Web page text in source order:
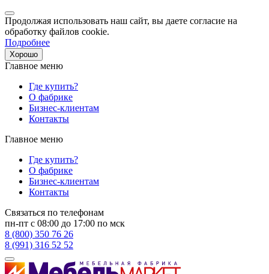
Продолжая использовать наш сайт, вы даете согласие на
обработку файлов cookie.
Подробнее
Хорошо
Главное меню
Где купить?
О фабрике
Бизнес-клиентам
Контакты
Главное меню
Где купить?
О фабрике
Бизнес-клиентам
Контакты
Связаться по телефонам
пн-пт с 08:00 до 17:00 по мск
8 (800) 350 76 26
8 (991) 316 52 52